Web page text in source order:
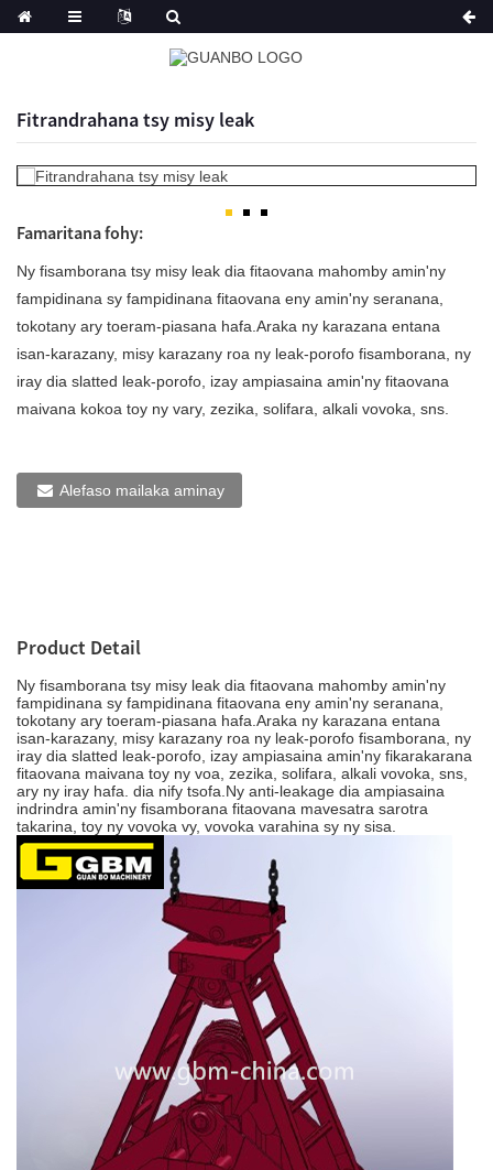
Fitrandrahana tsy misy leak
Famaritana fohy:
Ny fisamborana tsy misy leak dia fitaovana mahomby amin'ny
fampidinana sy fampidinana fitaovana eny amin'ny seranana,
tokotany ary toeram-piasana hafa.Araka ny karazana entana
isan-karazany, misy karazany roa ny leak-porofo fisamborana, ny
iray dia slatted leak-porofo, izay ampiasaina amin'ny fitaovana
maivana kokoa toy ny vary, zezika, solifara, alkali vovoka, sns.
Alefaso mailaka aminay
Product Detail
Ny fisamborana tsy misy leak dia fitaovana mahomby amin'ny
fampidinana sy fampidinana fitaovana eny amin'ny seranana,
tokotany ary toeram-piasana hafa.Araka ny karazana entana
isan-karazany, misy karazany roa ny leak-porofo fisamborana, ny
iray dia slatted leak-porofo, izay ampiasaina amin'ny fikarakarana
fitaovana maivana toy ny voa, zezika, solifara, alkali vovoka, sns,
ary ny iray hafa. dia nify tsofa.Ny anti-leakage dia ampiasaina
indrindra amin'ny fisamborana fitaovana mavesatra sarotra
takarina, toy ny vovoka vy, vovoka varahina sy ny sisa.